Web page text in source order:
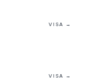
VISA →
VISA →